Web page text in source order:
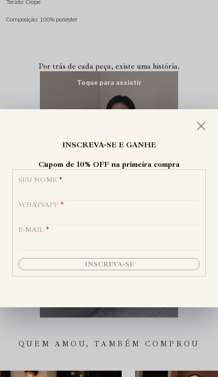
Tecido: Crepe
Composição: 100% poliéster
Por trás de cada peça, existe uma história.
QUEM AMOU, TAMBÉM COMPROU
INSCREVA-SE E GANHE
Cupom de 10% OFF na primeira compra
SEU NOME *
WHATSAPP *
E-MAIL *
INSCREVA-SE